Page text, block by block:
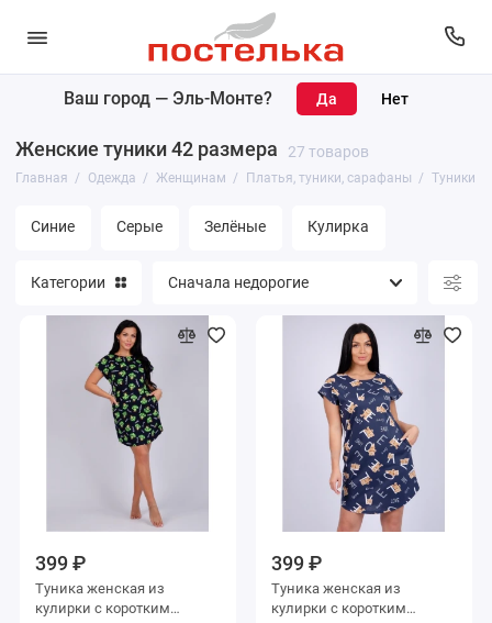
Ваш город — Эль-Монте?
Женские туники 42 размера 27 товаров
Главная Одежда Женщинам Платья, туники, сарафаны Туники
Синие Серые Зелёные Кулирка
Мужчинам
Категории
399 ₽
Туника женская из
кулирки с коротким
399 ₽
Туника женская из
кулирки с коротким